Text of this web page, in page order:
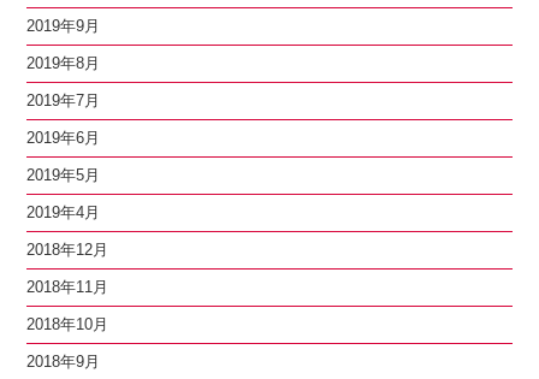
2019年9月
2019年8月
2019年7月
2019年6月
2019年5月
2019年4月
2018年12月
2018年11月
2018年10月
2018年9月